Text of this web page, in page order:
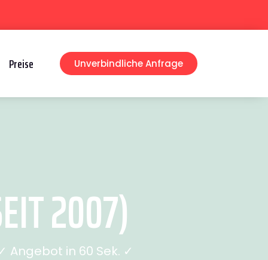
Preise Unverbindliche Anfrage
2007)
Angebot in 60 Sek. ✓